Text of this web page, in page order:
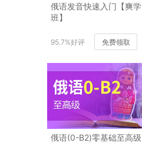
俄语发音快速入门【爽学
班】
95.7%好评 免费领取
俄语(0-B2)零基础至高级